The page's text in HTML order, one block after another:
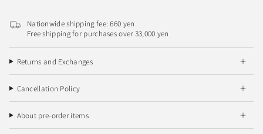
Nationwide shipping fee: 660 yen
Free shipping for purchases over 33,000 yen
Returns and Exchanges
Cancellation Policy
About pre-order items